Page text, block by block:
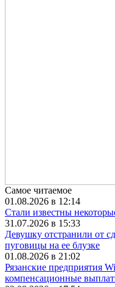
Самое читаемое
01.08.2026 в 12:14
Стали известны
31.07.2026 в 15:33
Девушку отстранили от
пуговицы на ее блузке
01.08.2026 в 21:02
Рязанские предприятия
компенсационные